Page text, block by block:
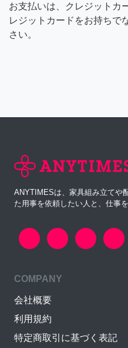
お支払いは、クレジットカ
レジットカードをお持ちで
さい。
ANYTIMESは、家具組み立てや
た用事を依頼したい人と、仕事
COMPANY
会社概要
利用規約
特定商取引に基づく表記